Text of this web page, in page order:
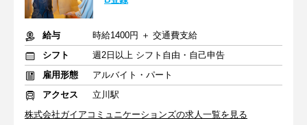
給与
時給1400円 ＋ 交通費支給
シフト
週2日以上 シフト自由・自己申告
雇用形態
アルバイト・パート
アクセス
立川駅
株式会社ガイアコミュニケーションズの求人一覧を見る